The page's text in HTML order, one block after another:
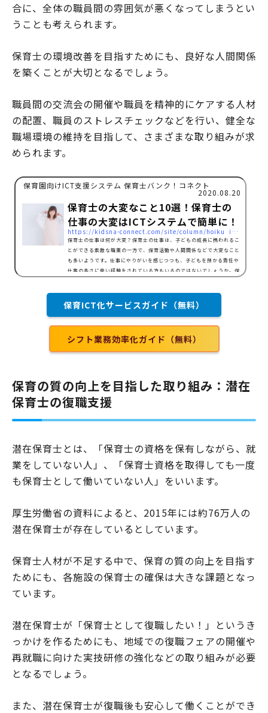
合に、全体の職員間の雰囲気が悪くなってしまうとい
うことも考えられます。
保育士の環境改善を目指すためにも、良好な人間関係
を築くことが大切となるでしょう。
職員間の交流会の開催や職員を精神的にケアする人材
の配置、職員のストレスチェックなどを行い、健全な
職場環境の維持を目指して、さまざまな取り組みが求
められます。
保育園向けICT支援システム 保育士バンク！コネクト
2020.08.20
保育士の大変なこと10選！保育士の
仕事の大変はICTシステムで簡単に！
https://kidsna-connect.com/site/column/hoiku_ict/3637
保育士の仕事は何が大変？保育士の仕事は、子どもの成長に携われるこ
とができる素敵な職業の一方で、保育活動や人間関係などで大変なこと
も多いようです。仕事にやりがいを感じつつも、子どもを預かる責任や
仕事の多さに辛い経験をされている方もいるのではないでしょうか。保
が長く、持ち帰り残業が多い休日やプライベートの時間が確保しにくい
事務作業が多い指休憩時間がない保育方針が合わない…
保育ICT化サービスガイド（無料）
シフト業務効率化ガイド（無料）
保育の質の向上を目指した取り組み：潜在
保育士の復職支援
潜在保育士とは、「保育士の資格を保有しながら、就
業をしていない人」、「保育士資格を取得しても一度
も保育士として働いていない人」をいいます。
厚生労働省の資料によると、2015年には約76万人の
潜在保育士が存在しているとしています。
保育士人材が不足する中で、保育の質の向上を目指す
ためにも、各施設の保育士の確保は大きな課題となっ
ています。
潜在保育士が「保育士として復職したい！」というき
っかけを作るためにも、地域での復職フェアの開催や
再就職に向けた実技研修の強化などの取り組みが必要
となるでしょう。
また、潜在保育士が復職後も安心して働くことができ